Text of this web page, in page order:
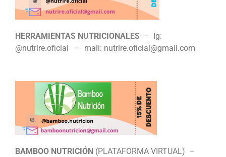
HERRAMIENTAS NUTRICIONALES – Ig:
@nutrire.oficial – mail: nutrire.oficial@gmail.com
BAMBOO NUTRICIÓN (PLATAFORMA VIRTUAL) –